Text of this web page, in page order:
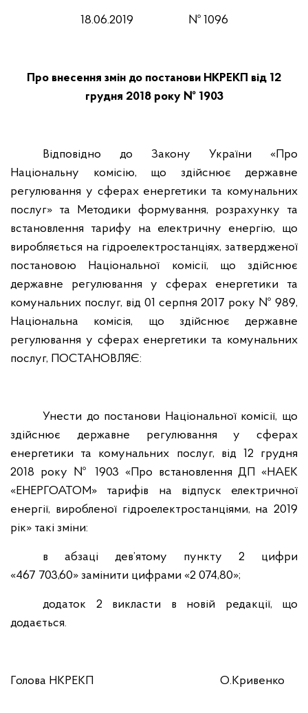
18.06.2019 № 1096
Про внесення змін до постанови НКРЕКП від 12
грудня 2018 року № 1903
Відповідно до Закону України «Про
Національну комісію, що здійснює державне
регулювання у сферах енергетики та комунальних
послуг» та Методики формування, розрахунку та
встановлення тарифу на електричну енергію, що
виробляється на гідроелектростанціях, затвердженої
постановою Національної комісії, що здійснює
державне регулювання у сферах енергетики та
комунальних послуг, від 01 серпня 2017 року № 989,
Національна комісія, що здійснює державне
регулювання у сферах енергетики та комунальних
послуг, ПОСТАНОВЛЯЄ:
Унести до постанови Національної комісії, що
здійснює державне регулювання у сферах
енергетики та комунальних послуг, від 12 грудня
2018 року № 1903 «Про встановлення ДП «НАЕК
«ЕНЕРГОАТОМ» тарифів на відпуск електричної
енергії, виробленої гідроелектростанціями, на 2019
рік» такі зміни:
в абзаці дев’ятому пункту 2 цифри
«467 703,60» замінити цифрами «2 074,80»;
додаток 2 викласти в новій редакції, що
додається.
Голова НКРЕКП О.Кривенко